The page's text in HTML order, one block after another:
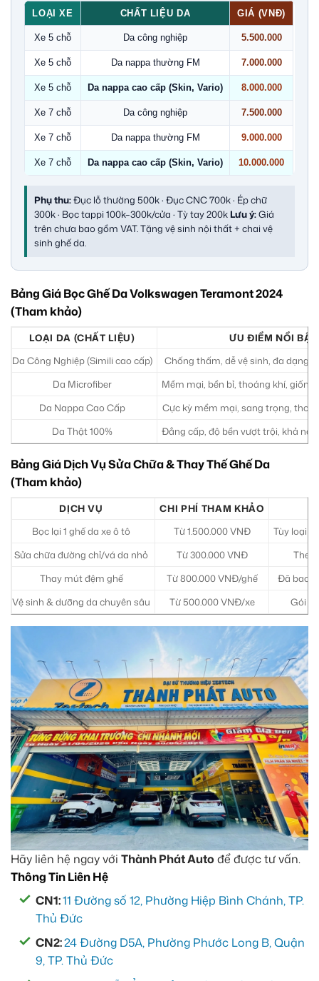
LOẠI XE CHẤT LIỆU DA GIÁ (VNĐ)
Xe 5 chỗ Da công nghiệp 5.500.000
Xe 5 chỗ Da nappa thường FM 7.000.000
Xe 5 chỗ Da nappa cao cấp (Skin, Vario) 8.000.000
Xe 7 chỗ Da công nghiệp 7.500.000
Xe 7 chỗ Da nappa thường FM 9.000.000
Xe 7 chỗ Da nappa cao cấp (Skin, Vario) 10.000.000
Phụ thu:Đục lỗ thường 500k · Đục CNC 700k · Ép chữ
300k · Bọc tappi 100k–300k/cửa · Tỳ tay 200kLưu ý:Giá
trên chưa bao gồm VAT. Tặng vệ sinh nội thất + chai vệ
sinh ghế da.
Bảng Giá Bọc Ghế Da Volkswagen Teramont 2024
(Tham khảo)
LOẠI DA (CHẤT LIỆU)
ƯU ĐIỂM NỔI BẬT
Da Công Nghiệp (Simili cao cấp)
Chống thấm, dễ vệ sinh, đa dạng
Da Microfiber
Mềm mại, bền bỉ, thoáng khí,
Da Nappa Cao Cấp
Cực kỳ mềm mại, sang trọng,
Da Thật 100%
Đẳng cấp, độ bền vượt trội, khả
Bảng Giá Dịch Vụ Sửa Chữa & Thay Thế Ghế Da
(Tham khảo)
DỊCH VỤ CHI PHÍ THAM KHẢO
Bọc lại 1 ghế da xe ô tô
Từ 1.500.000 VNĐ
Tùy loại
Sửa chữa đường chỉ/vá da nhỏ
Từ 300.000 VNĐ
Theo
Thay mút đệm ghế
Từ 800.000 VNĐ/ghế
Đã bao
Vệ sinh & dưỡng da chuyên sâu
Từ 500.000 VNĐ/xe Gói
Hãy liên hệ ngay với Thành Phát Auto để được tư vấn.
Thông Tin Liên Hệ
CN1:11 Đường số 12, Phường Hiệp Bình Chánh, TP.
Thủ Đức
CN2:24 Đường D5A, Phường Phước Long B, Quận
9, TP. Thủ Đức